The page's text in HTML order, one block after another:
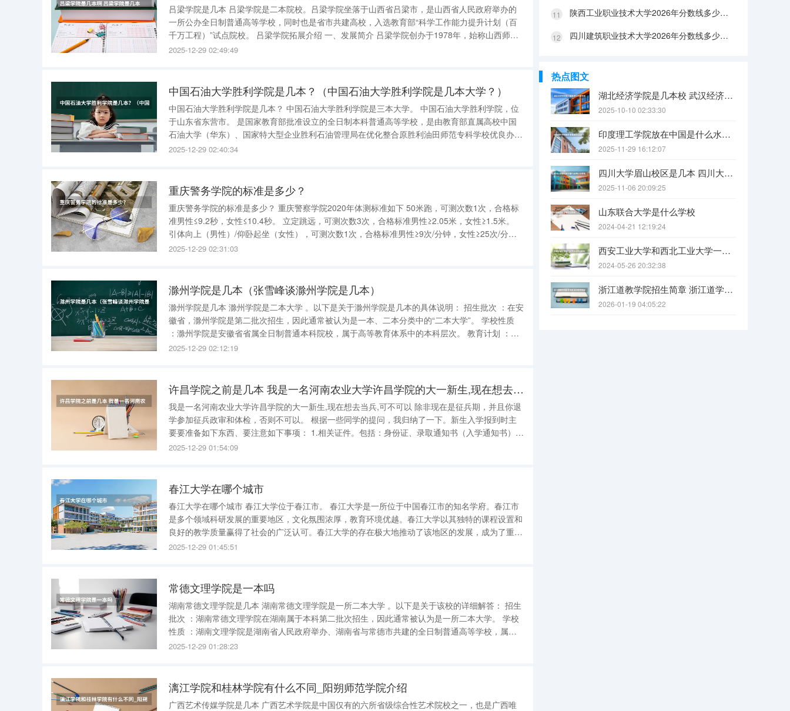
吕梁学院是几本 吕梁学院是二本院校。吕梁学院坐落于山西省吕梁市，是山西省人民政府举办的
一所公办全日制普通高等学校，同时也是省市共建高校，入选教育部“科学工作能力提升计划（百
千万工程）”试点院校。 吕梁学院拓展介绍 一、发展简介 吕梁学院创办于1978年，始称山西师范
学院吕梁专科班，1984年成立吕梁师范专科学校，1989年与筹建中的吕梁理工专科学校合并成立
2025-12-29 02:49:49
中国石油大学胜利学院是几本？（中国石油大学胜利学院是几本大学？）
中国石油大学胜利学院是几本？ 中国石油大学胜利学院是三本大学。 中国石油大学胜利学院，位
于山东省东营市。 是国家教育部批准设立的全日制本科普通高等学校，是由教育部直属高校中国
石油大学（华东）、国家特大型企业胜利石油管理局在优化整合原胜利油田师范专科学校优良办学
资源的基础上，合作创办的规范化应用型本科院校，也是山东省首家由国家重点大学申办的全日制
2025-12-29 02:40:34
重庆警务学院的标准是多少？
重庆警务学院的标准是多少？ 重庆警察学院2020年体测标准如下 50米跑，可测次数1次，合格标
准男性≤9.2秒，女性≤10.4秒。 立定跳远，可测次数3次，合格标准男性≥2.05米，女性≥1.5米。
引体向上（男性）/仰卧起坐（女性），可测次数1次，合格标准男性≥9次/分钟，女性≥25次/分
钟。 拓展资料 ： 重庆警察学院（ChongqingPolice
2025-12-29 02:31:03
滁州学院是几本（张雪峰谈滁州学院是几本）
滁州学院是几本 滁州学院是二本大学 。以下是关于滁州学院是几本的具体说明： 招生批次 ：在安
徽省，滁州学院是第二批次招生，因此通常被认为是一本、二本分类中的“二本大学”。 学校性质
：滁州学院是安徽省省属全日制普通本科院校，属于高等教育体系中的本科层次。 教育计划 ：该
校是安徽省高等教育振兴计划“地方应用型高水平大学建设”高校，以及国家级大学生创新创业训练
2025-12-29 02:12:19
许昌学院之前是几本 我是一名河南农业大学许昌学院的大一新生,现在想去当兵,可不可以
我是一名河南农业大学许昌学院的大一新生,现在想去当兵,可不可以 除非现在是征兵期，并且你退
学参加征兵政审和体检，否则不可以。 根据一些同学的提问，我归纳了一下。新生入学报到时主
要要准备如下东西、要注意如下事项： 1.相关证件。包括：身份证、录取通知书（入学通知书）、
户口迁移证、党团组织关系证明（介绍信）、一寸登记照若干张（可以多带几张，以备它用），等
2025-12-29 01:54:09
春江大学在哪个城市
春江大学在哪个城市 春江大学位于春江市。 春江大学是一所位于中国春江市的知名学府。春江市
是多个领域科研发展的重要地区，文化氛围浓厚，教育环境优越。春江大学以其独特的课程设置和
良好的教学质量赢得了社会的广泛认可。春江大学的存在极大地推动了该地区的发展，成为了重要
的教育研究中心之一。因此，春江大学位于春江市，是众多学子追求知识的理想之地。 蔡春江温
2025-12-29 01:45:51
常德文理学院是一本吗
湖南常德文理学院是几本 湖南常德文理学院是一所二本大学 。以下是关于该校的详细解答： 招生
批次 ：湖南常德文理学院在湖南属于本科第二批次招生，因此通常被认为是一所二本大学。 学校
性质 ：湖南文理学院是湖南省人民政府举办、湖南省与常德市共建的全日制普通高等学校，属于
湖南省“双一流”高水平应用特色学院。 历史沿革 ：该校的高等教育办学始于1958年建立的常德师
2025-12-29 01:28:23
漓江学院和桂林学院有什么不同_阳朔师范学院介绍
广西艺术传媒学院是几本 广西艺术学院是中国仅有的六所省级综合性艺术院校之一，也是广西唯
陕西工业职业技术大学2026年分数线多少？陕西考生355分能上吗？机械专业好就业吗？
四川建筑职业技术大学2026年分数线多少？四川考生510分能上吗？建筑专业好就业吗？
热点图文
湖北经济学院是几本校 武汉经济学院是几本
2025-10-10 02:33:30
印度理工学院放在中国是什么水平？
2025-11-29 16:12:07
四川大学眉山校区是几本 四川大学锦江学院是几本？咋样？
2025-11-06 20:09:25
山东联合大学是什么学校
2024-04-21 12:19:24
西安工业大学和西北工业大学一样吗
2024-05-26 20:32:38
浙江道教学院招生简章 浙江道学院报考条件要求
2026-01-19 04:05:22